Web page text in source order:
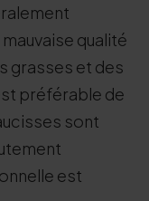
qualité
grasses et des
préférable de
sont
est